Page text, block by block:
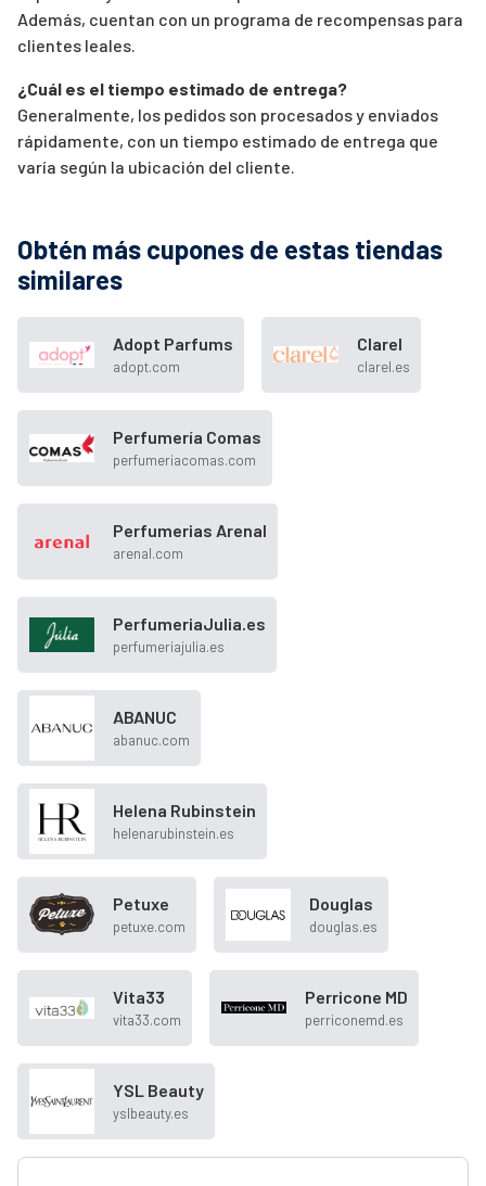
Además, cuentan con un programa de recompensas para
clientes leales.
¿Cuál es el tiempo estimado de entrega?
Generalmente, los pedidos son procesados y enviados
rápidamente, con un tiempo estimado de entrega que
varía según la ubicación del cliente.
Obtén más cupones de estas tiendas
similares
Adopt Parfums
adopt.com
Clarel
clarel.es
Perfumería Comas
perfumeriacomas.com
Perfumerias Arenal
arenal.com
PerfumeriaJulia.es
perfumeriajulia.es
ABANUC
abanuc.com
Helena Rubinstein
helenarubinstein.es
Petuxe
petuxe.com
Douglas
douglas.es
Vita33
vita33.com
Perricone MD
perriconemd.es
YSL Beauty
yslbeauty.es